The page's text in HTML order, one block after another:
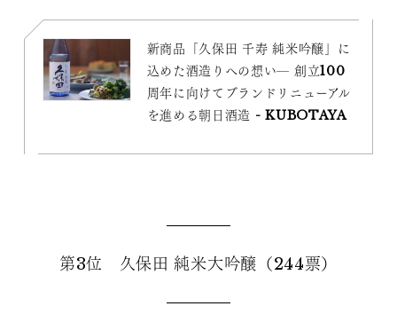
新商品「久保田 千寿 純米吟醸」に
込めた酒造りへの想い─ 創立100
周年に向けてブランドリニューアル
を進める朝日酒造 - KUBOTAYA
第3位 久保田 純米大吟醸（244票）